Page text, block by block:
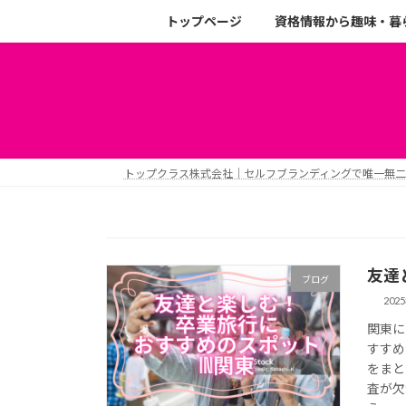
トップページ 資格情報から趣味・
トップクラス株式会社｜セルフブランディングで唯一無
ブログ 友達
関東
すす
をま
査が